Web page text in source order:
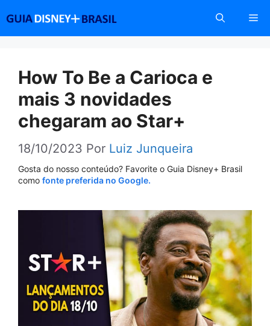
conteúdo
How To Be a Carioca e
mais 3 novidades
chegaram ao Star+
18/10/2023 Por Luiz Junqueira
Gosta do nosso conteúdo? Favorite o Guia Disney+ Brasil
como fonte preferida no Google.